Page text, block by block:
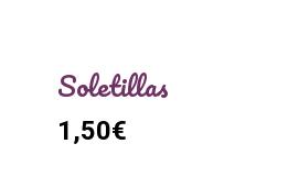
Soletillas
1,50€